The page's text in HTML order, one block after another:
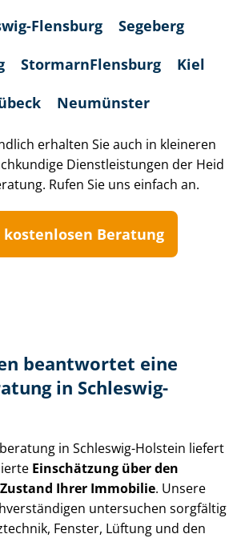
Flensburg
Segeberg
Stor­marn­Flens­burg
Kiel
Neumünster
erhalten Sie auch in kleineren
Dienst­leis­tun­gen der Heid
Rufen Sie uns einfach an.
kostenlosen Beratung
beantwortet eine
in Schleswig-
in Schleswig-Holstein liefert
Einschätzung über den
Ihrer Immobilie. Unsere
untersuchen sorgfältig
Fenster, Lüftung und den